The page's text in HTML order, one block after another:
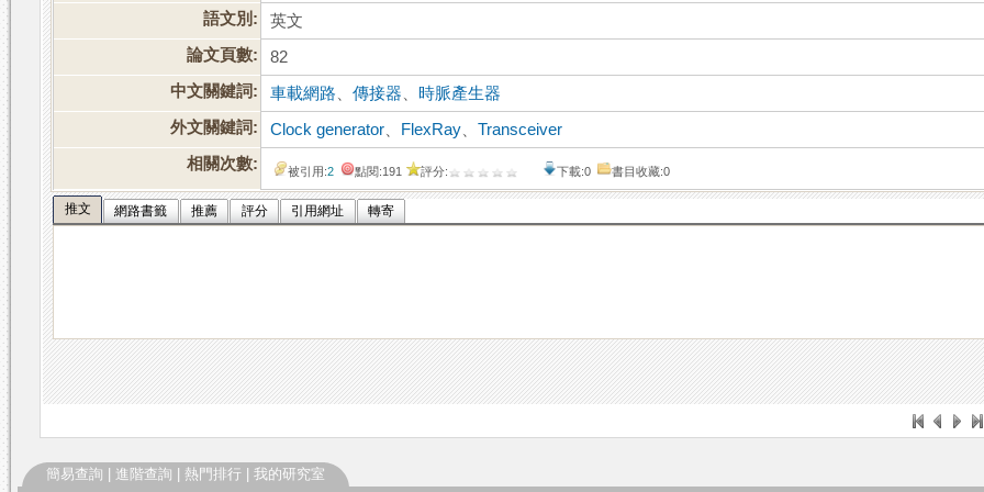
語文別:
英文
論文頁數:
82
中文關鍵詞:
車載網路 、傳接器
時脈產生器
外文關鍵詞:
Clock generator FlexRay 、Transceiver
相關次數:
被引用:2 點閱:191 評分: 下載:0 書目收藏:0
推文 網路書籤 推薦 評分 引用網址 轉寄
簡易查詢 進階查詢 熱門排行 我的研究室